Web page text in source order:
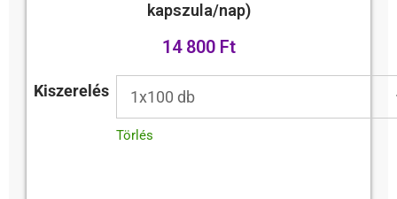
kapszula/nap)
14 800 Ft
Kiszerelés
Törlés